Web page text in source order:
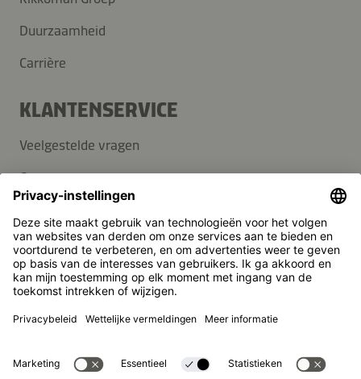
Duurzaamheid
Carrière
KLANTENSERVICE
Veelgestelde vragen
Contact
Pers
Kikkoman is een geregistreerd handelsmerk van Kikkoman
Corporation, Japan.
Theodorstraße 180, 40472 Düsseldorf, Germany
Opgenomen in het handelsregister bij het kantongerecht